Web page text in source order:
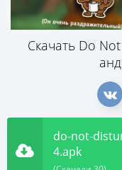
Скачать Do
do-not-
4.apk